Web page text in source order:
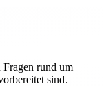
rund um
sind.